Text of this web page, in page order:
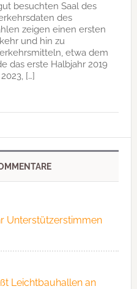
besuchten Saal des
des
zeigen einen ersten
und hin zu
etwa dem
das erste Halbjahr 2019
[…]
Unterstützerstimmen
Leichtbauhallen an